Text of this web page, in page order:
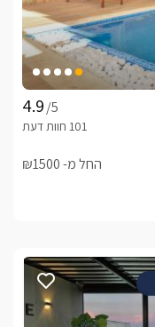
/5
החל מ- ₪1500